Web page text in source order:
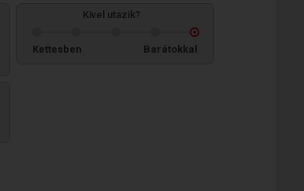
Kivel utazik?
Kettesben Barátokkal